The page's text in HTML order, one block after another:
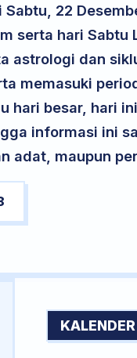
22
serta hari
astrologi dan
memasuki
hari besar, hari
informasi ini
adat, maupun